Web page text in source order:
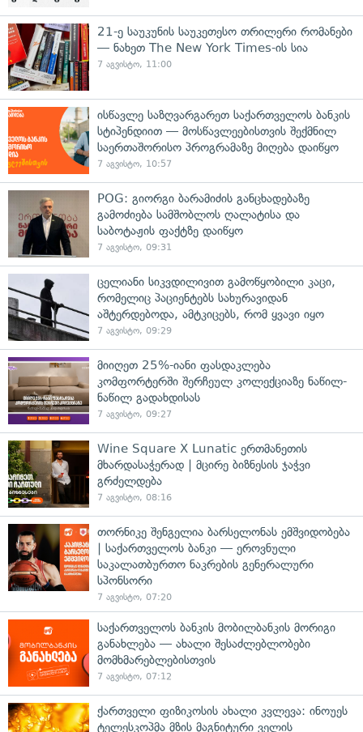
21-ე საუკუნის საუკეთესო თრილერი რომანები
— ნახეთ The New York Times-ის სია
7 აგვისტო, 11:00
ისწავლე საზღვარგარეთ საქართველოს ბანკის
სტიპენდიით — მოსწავლეებისთვის შექმნილ
საერთაშორისო პროგრამაზე მიღება დაიწყო
7 აგვისტო, 10:57
POG: გიორგი ბარამიძის განცხადებაზე
გამოძიება სამშობლოს ღალატისა და
საბოტაჟის ფაქტზე დაიწყო
7 აგვისტო, 09:31
ცელიანი სიკვდილივით გამოწყობილი კაცი,
რომელიც პაციენტებს სახურავიდან
აშტერდებოდა, ამტკიცებს, რომ ყვავი იყო
7 აგვისტო, 09:29
მიიღეთ 25%-იანი ფასდაკლება
კომფორტერში შერჩეულ კოლექციაზე ნაწილ-
ნაწილ გადახდისას
7 აგვისტო, 09:27
Wine Square X Lunatic ერთმანეთის
მხარდასაჭერად | მცირე ბიზნესის ჯაჭვი
გრძელდება
7 აგვისტო, 08:16
თორნიკე შენგელია ბარსელონას ემშვიდობება
| საქართველოს ბანკი — ეროვნული
საკალათბურთო ნაკრების გენერალური
სპონსორი
7 აგვისტო, 07:20
საქართველოს ბანკის მობილბანკის მორიგი
განახლება — ახალი შესაძლებლობები
მომხმარებლებისთვის
7 აგვისტო, 07:12
ქართველი ფიზიკოსის ახალი კვლევა: ინოუეს
ტელესკოპმა მზის მაგნიტური ველის